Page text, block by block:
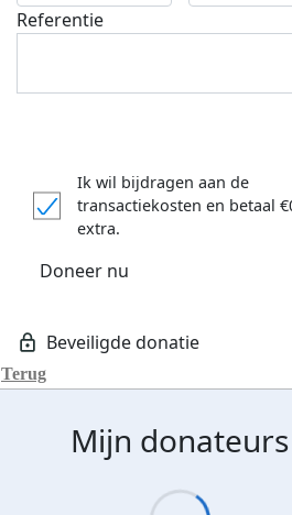
Terug
Referentie
Ik wil bijdragen aan de
transactiekosten en betaal
extra.
Doneer nu
Mijn donateurs